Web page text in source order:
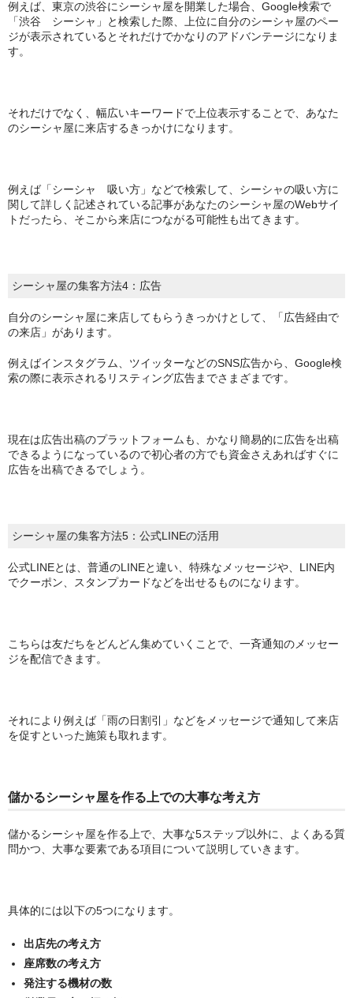
例えば、東京の渋谷にシーシャ屋を開業した場合、Google検索で
「渋谷 シーシャ」と検索した際、上位に自分のシーシャ屋のペー
ジが表示されているとそれだけでかなりのアドバンテージになりま
す。
それだけでなく、幅広いキーワードで上位表示することで、あなた
のシーシャ屋に来店するきっかけになります。
例えば「シーシャ 吸い方」などで検索して、シーシャの吸い方に
関して詳しく記述されている記事があなたのシーシャ屋のWebサイ
トだったら、そこから来店につながる可能性も出てきます。
シーシャ屋の集客方法4：広告
自分のシーシャ屋に来店してもらうきっかけとして、「広告経由で
の来店」があります。
例えばインスタグラム、ツイッターなどのSNS広告から、Google検
索の際に表示されるリスティング広告までさまざまです。
現在は広告出稿のプラットフォームも、かなり簡易的に広告を出稿
できるようになっているので初心者の方でも資金さえあればすぐに
広告を出稿できるでしょう。
シーシャ屋の集客方法5：公式LINEの活用
公式LINEとは、普通のLINEと違い、特殊なメッセージや、LINE内
でクーポン、スタンプカードなどを出せるものになります。
こちらは友だちをどんどん集めていくことで、一斉通知のメッセー
ジを配信できます。
それにより例えば「雨の日割引」などをメッセージで通知して来店
を促すといった施策も取れます。
儲かるシーシャ屋を作る上での大事な考え方
儲かるシーシャ屋を作る上で、大事な5ステップ以外に、よくある質
問かつ、大事な要素である項目について説明していきます。
具体的には以下の5つになります。
出店先の考え方
座席数の考え方
発注する機材の数